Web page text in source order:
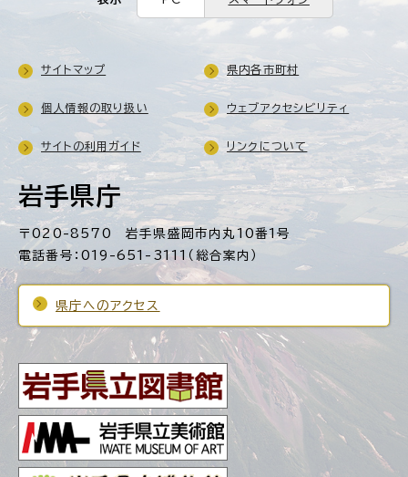
岩手県庁
〒020-8570 岩手県盛岡市内丸10番1号
電話番号：019-651-3111（総合案内）
県庁へのアクセス
サイトマップ 県内各市町村
個人情報の取り扱い ウェブアクセシビリティ
サイトの利用ガイド リンクについて